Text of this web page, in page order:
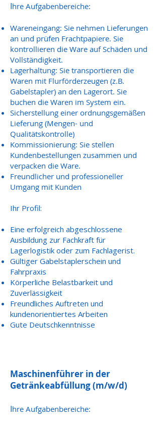
Ihre Aufgabenbereiche:
Wareneingang: Sie nehmen Lieferungen
an und prüfen Frachtpapiere. Sie
kontrollieren die Ware auf Schäden und
Vollständigkeit.
Lagerhaltung: Sie transportieren die
Waren mit Flurförderzeugen (z.B.
Gabelstapler) an den Lagerort. Sie
buchen die Waren im System ein.
Sicherstellung einer ordnungsgemäßen
Lieferung (Mengen- und
Qualitätskontrolle)
Kommissionierung: Sie stellen
Kundenbestellungen zusammen und
verpacken die Ware.
Freundlicher und professioneller
Umgang mit Kunden
Ihr Profil:
Eine erfolgreich abgeschlossene
Ausbildung zur Fachkraft für
Lagerlogistik oder zum Fachlagerist.
Gültiger Gabelstaplerschein und
Fahrpraxis
Körperliche Belastbarkeit und
Zuverlässigkeit
Freundliches Auftreten und
kundenorientiertes Arbeiten
Gute Deutschkenntnisse
Maschinenführer in der
Getränkeabfüllung (m/w/d)
Ihre Aufgabenbereiche: